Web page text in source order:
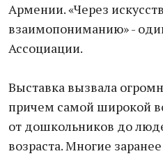
Армении. «Через
взаимопониманию» -
Ассоциации.
Выставка вызвала
причем самой широкой
от дошкольников до
возраста. Многие